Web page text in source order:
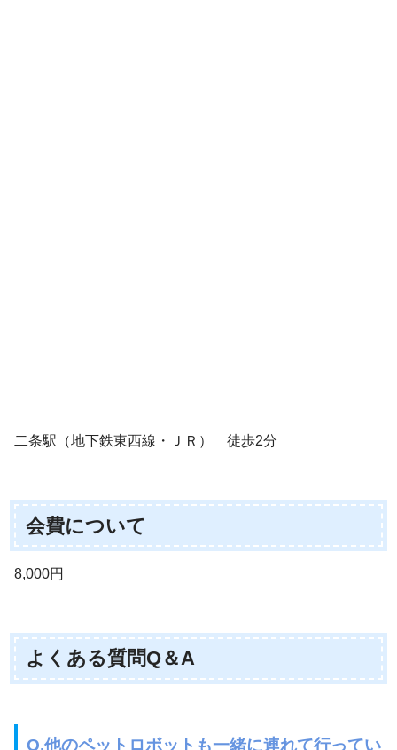
二条駅（地下鉄東西線・ＪＲ） 徒歩2分
会費について
8,000円
よくある質問Q＆A
Q.他のペットロボットも一緒に連れて行ってい